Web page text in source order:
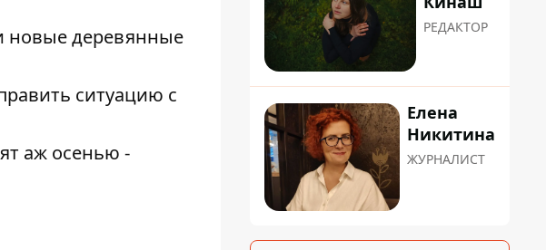
новые деревянные
ситуацию с
аж осенью -
РЕДАКТОР
Елена
Никитина
ЖУРНАЛИСТ